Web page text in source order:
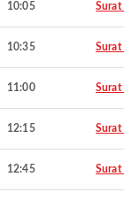
10:05 Surat
10:35 Surat
11:00 Surat
12:15 Surat
12:45 Surat